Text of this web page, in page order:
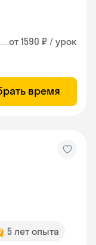
от 1590 ₽ / урок
время
5 лет опыта